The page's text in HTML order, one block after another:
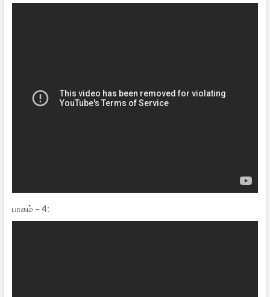
பாகம் – 4: